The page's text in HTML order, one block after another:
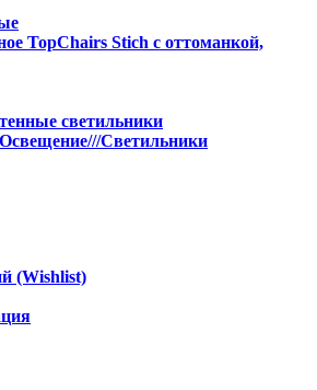
светильники
Светильники
(Wishlist)